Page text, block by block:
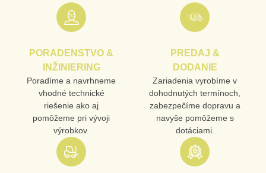
PRODUKTPORADENSTVO &
INŽINIERING
Poradíme a navrhneme
vhodné technické
riešenie ako aj
pomôžeme pri vývoji
výrobkov.
PREDAJ &
DODANIE
Zariadenia vyrobíme v
dohodnutých termínoch,
zabezpečíme dopravu a
navyše pomôžeme s
dotáciami.